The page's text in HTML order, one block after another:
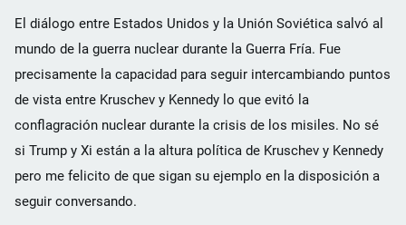
El diálogo entre Estados Unidos y la Unión Soviética salvó al
mundo de la guerra nuclear durante la Guerra Fría. Fue
precisamente la capacidad para seguir intercambiando puntos
de vista entre Kruschev y Kennedy lo que evitó la
conflagración nuclear durante la crisis de los misiles. No sé
si Trump y Xi están a la altura política de Kruschev y Kennedy
pero me felicito de que sigan su ejemplo en la disposición a
seguir conversando.